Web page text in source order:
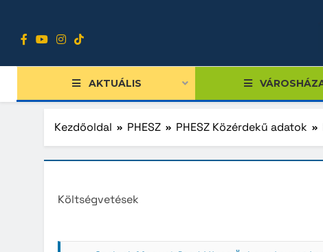
tartalomra
AKTUÁLIS
Kezdőoldal PHESZ PHESZ Közérdekű adatok
Költségvetések